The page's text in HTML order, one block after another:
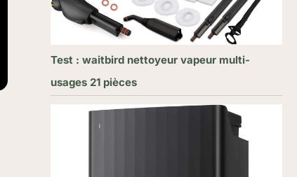
Test : waitbird nettoyeur vapeur multi-
usages 21 pièces